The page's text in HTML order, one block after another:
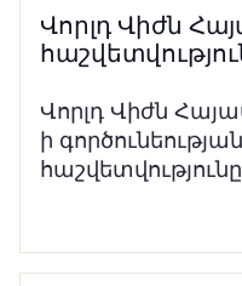
Վորլդ Վիժն
Վորլդ Վիժն
ի
հաշվետվությունը